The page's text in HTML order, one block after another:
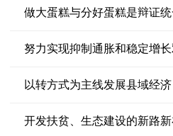
做大蛋糕与分好蛋糕是辩证统
努力实现抑制通胀和稳定增
以转方式为主线发展县域经济
开发扶贫、生态建设的新路